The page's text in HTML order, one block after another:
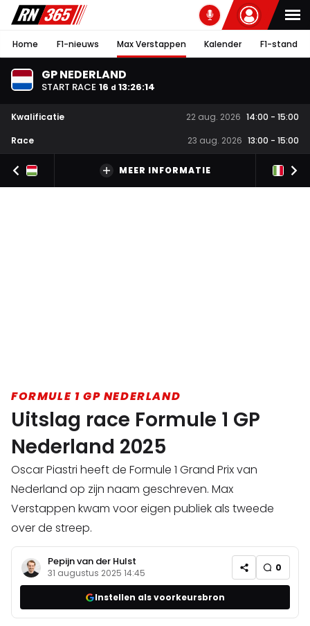
Home F1-nieuws Max Verstappen Kalender F1-stand
GP NEDERLAND
START RACE 16 d 13:26:14
Kwalificatie 22 aug. 2026 14:00 - 15:00
Race
23 aug. 2026 13:00 - 15:00
MEER INFORMATIE
FORMULE 1 GP NEDERLAND
Uitslag race Formule 1 GP
Nederland 2025
Oscar Piastri heeft de Formule 1 Grand Prix van
Nederland op zijn naam geschreven. Max
Verstappen kwam voor eigen publiek als tweede
over de streep.
Pepijn van der Hulst
31 augustus 2025 14:45 0
Instellen als voorkeursbron